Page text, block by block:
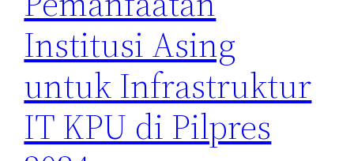
Institusi Asing
untuk Infrastruktur
IT KPU di Pilpres